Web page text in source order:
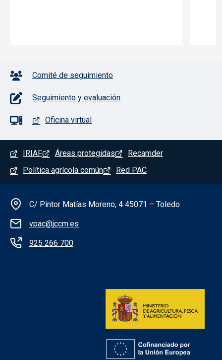
Pie de página con iconos
Comité de seguimiento
Seguimiento y evaluación
Oficina virtual
Menú del pie
IRIAF Áreas protegidas
Recamder
Política agrícola común
Red PAC
Información de la institución
C/ Pintor Matías Moreno, 4 45071 – Toledo
vpac@jccm.es
925 266 700